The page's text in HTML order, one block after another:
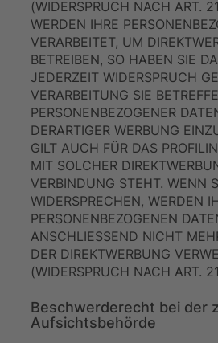
(WIDERSPRUCH NACH ART.
WERDEN IHRE
VERARBEITET, UM
BETREIBEN, SO HABEN SIE
JEDERZEIT WIDERSPRUCH
VERARBEITUNG SIE
PERSONENBEZOGENER
DERARTIGER WERBUNG
GILT AUCH FÜR DAS
MIT SOLCHER
VERBINDUNG STEHT. WENN
WIDERSPRECHEN, WERDEN
PERSONENBEZOGENEN
ANSCHLIESSEND NICHT
DER DIREKTWERBUNG
(WIDERSPRUCH NACH ART.
Beschwerde­recht bei der
Aufsichts­behörde